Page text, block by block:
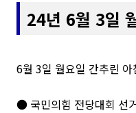
24년 6월 3일
6월 3일 월요일 간추린
● 국민의힘 전당대회 선